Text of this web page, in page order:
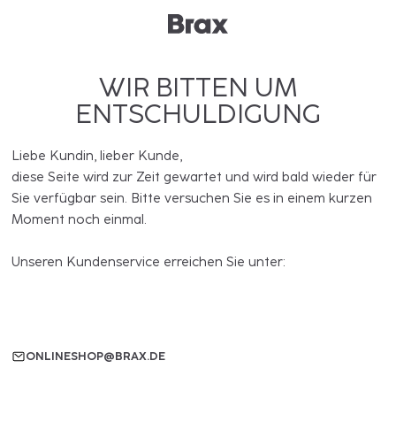
WIR BITTEN UM
ENTSCHULDIGUNG
Liebe Kundin, lieber Kunde,
diese Seite wird zur Zeit gewartet und wird bald wieder für
Sie verfügbar sein. Bitte versuchen Sie es in einem kurzen
Moment noch einmal.
Unseren Kundenservice erreichen Sie unter:
ONLINESHOP@BRAX.DE